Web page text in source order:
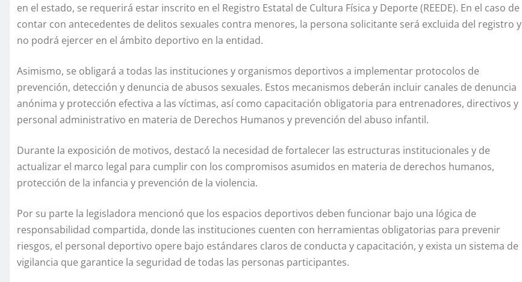
en el estado, se requerirá estar inscrito en el Registro Estatal de Cultura Física y Deporte (REEDE). En el caso de
contar con antecedentes de delitos sexuales contra menores, la persona solicitante será excluida del registro y
no podrá ejercer en el ámbito deportivo en la entidad.
Asimismo, se obligará a todas las instituciones y organismos deportivos a implementar protocolos de
prevención, detección y denuncia de abusos sexuales. Estos mecanismos deberán incluir canales de denuncia
anónima y protección efectiva a las víctimas, así como capacitación obligatoria para entrenadores, directivos y
personal administrativo en materia de Derechos Humanos y prevención del abuso infantil.
Durante la exposición de motivos, destacó la necesidad de fortalecer las estructuras institucionales y de
actualizar el marco legal para cumplir con los compromisos asumidos en materia de derechos humanos,
protección de la infancia y prevención de la violencia.
Por su parte la legisladora mencionó que los espacios deportivos deben funcionar bajo una lógica de
responsabilidad compartida, donde las instituciones cuenten con herramientas obligatorias para prevenir
riesgos, el personal deportivo opere bajo estándares claros de conducta y capacitación, y exista un sistema de
vigilancia que garantice la seguridad de todas las personas participantes.